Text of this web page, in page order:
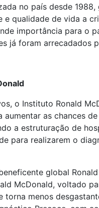
no país desde
e qualidade de vida a
importância para o
já foram arrecadados
o Instituto Ronald
aumentar as chances
a estruturação de
para realizarem o
global
McDonald, voltado
torna menos